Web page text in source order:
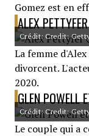
Gomez est en
ALEX
Crédit: Credit:
La femme
divorcent.
2020.
GLEN POWELL
Crédit: Credit:
Le couple qui a